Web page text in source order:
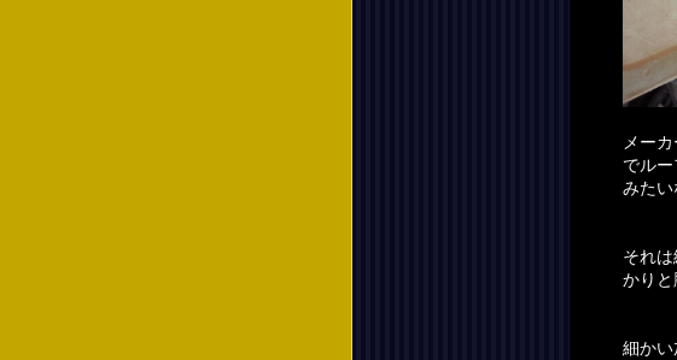
メー
でル
みた
それ
かりと
細か